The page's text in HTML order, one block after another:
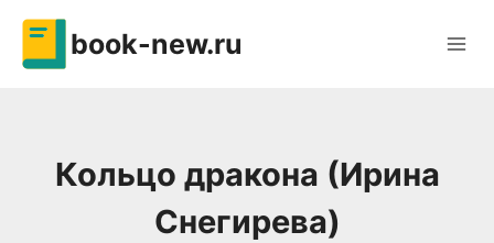
Перейти
содержимому
book-new.ru
Кольцо дракона (Ирина
Снегирева)